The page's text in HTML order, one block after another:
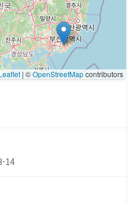
14
| ©OpenStreetMapcontributors